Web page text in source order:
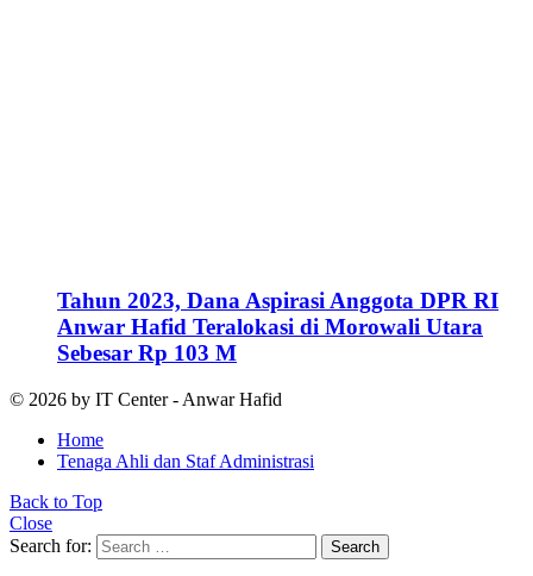
Tahun 2023, Dana Aspirasi Anggota DPR RI
Anwar Hafid Teralokasi di Morowali Utara
Sebesar Rp 103 M
© 2026 by IT Center - Anwar Hafid
Home
Tenaga Ahli dan Staf Administrasi
Back to Top
Close
Search for:
Search